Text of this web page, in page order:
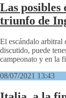
Las posibles
triunfo de
El escándalo arbitral
discutido, puede
campeonato y en la
08/07/2021 13:43